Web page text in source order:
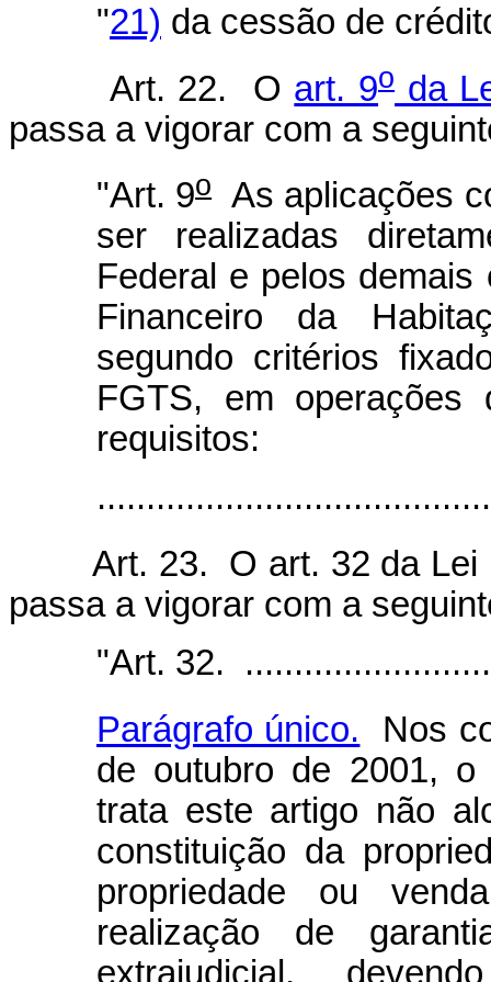
"21) da cessão de
Art. 22. O art. 9oda
passa a vigorar com a
"Art. 9oAs aplicações
ser realizadas
Federal e pelos
Financeiro da
segundo critérios
FGTS, em operações
requisitos:
Art. 23. O art. 32 da Lei
passa a vigorar com a
"Art. 32.
Parágrafo único. Nos
de outubro de 2001,
trata este artigo não
constituição da
propriedade ou
realização de
extrajudicial,